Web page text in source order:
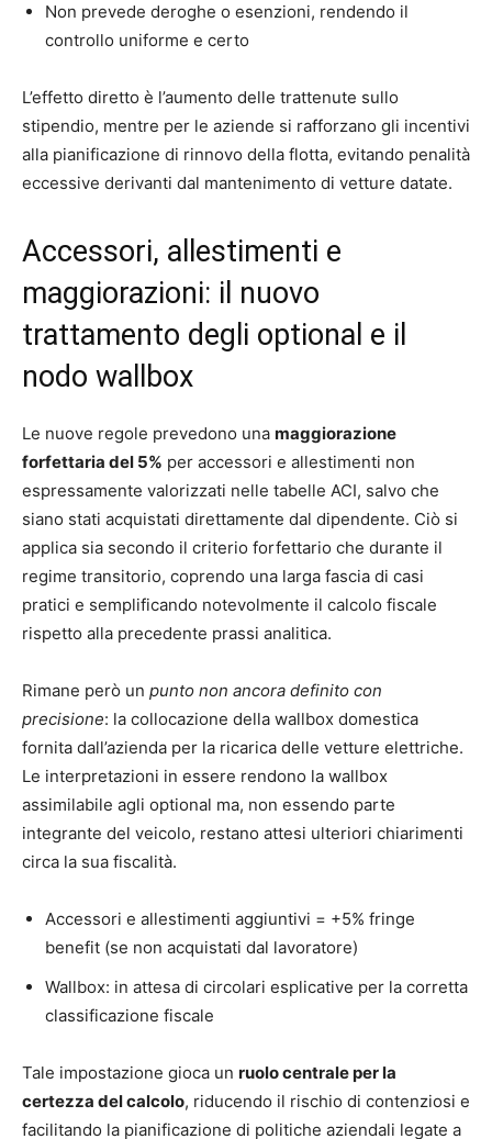
Non prevede deroghe o esenzioni, rendendo il
controllo uniforme e certo
L’effetto diretto è l’aumento delle trattenute sullo
stipendio, mentre per le aziende si rafforzano gli incentivi
alla pianificazione di rinnovo della flotta, evitando penalità
eccessive derivanti dal mantenimento di vetture datate.
Accessori, allestimenti e
maggiorazioni: il nuovo
trattamento degli optional e il
nodo wallbox
Le nuove regole prevedono una maggiorazione
forfettaria del 5% per accessori e allestimenti non
espressamente valorizzati nelle tabelle ACI, salvo che
siano stati acquistati direttamente dal dipendente. Ciò si
applica sia secondo il criterio forfettario che durante il
regime transitorio, coprendo una larga fascia di casi
pratici e semplificando notevolmente il calcolo fiscale
rispetto alla precedente prassi analitica.
Rimane però un punto non ancora definito con
precisione: la collocazione della wallbox domestica
fornita dall’azienda per la ricarica delle vetture elettriche.
Le interpretazioni in essere rendono la wallbox
assimilabile agli optional ma, non essendo parte
integrante del veicolo, restano attesi ulteriori chiarimenti
circa la sua fiscalità.
Accessori e allestimenti aggiuntivi = +5% fringe
benefit (se non acquistati dal lavoratore)
Wallbox: in attesa di circolari esplicative per la corretta
classificazione fiscale
Tale impostazione gioca un ruolo centrale per la
certezza del calcolo, riducendo il rischio di contenziosi e
facilitando la pianificazione di politiche aziendali legate a